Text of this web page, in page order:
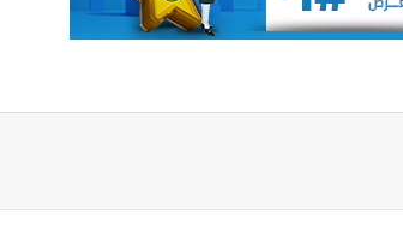
تعيين رئيس للمجلس الوطني للتنظيم
تعيين مستشارين بديوان الوزير الأول